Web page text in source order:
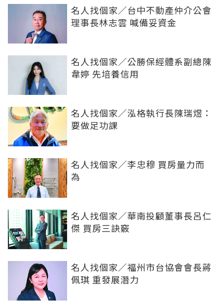
名人找個家／台中不動產仲介公會
理事長林志雲 喊備妥資金
名人找個家／公勝保經體系副總陳
韋婷 先培養信用
名人找個家／泓格執行長陳瑞煜：
要做足功課
名人找個家／李忠穆 買房量力而
為
名人找個家／華南投顧董事長呂仁
傑 買房三訣竅
名人找個家／福州市台協會會長蔣
佩琪 重發展潛力